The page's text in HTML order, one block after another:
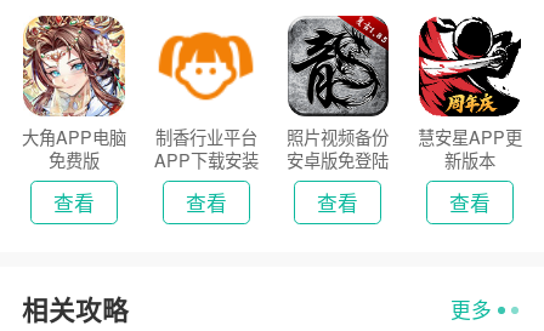
大角APP电脑
免费版
查看
制香行业平台
APP下载安装
2026
查看
照片视频备份
安卓版免登陆
版
查看
慧安星APP更
新版本
查看
相关攻略 更多